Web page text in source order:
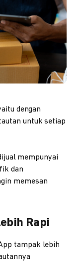
dengan
untuk setiap
mempunyai
dan
memesan
Rapi
tampak lebih